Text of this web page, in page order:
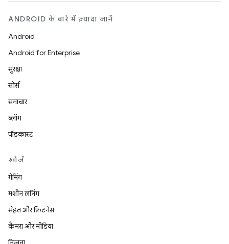
ANDROID के बारे में ज़्यादा जानें
Android
Android for Enterprise
सुरक्षा
सोर्स
समाचार
ब्लॉग
पॉडकास्ट
खोजें
गेमिंग
मशीन लर्निंग
सेहत और फ़िटनेस
कैमरा और मीडिया